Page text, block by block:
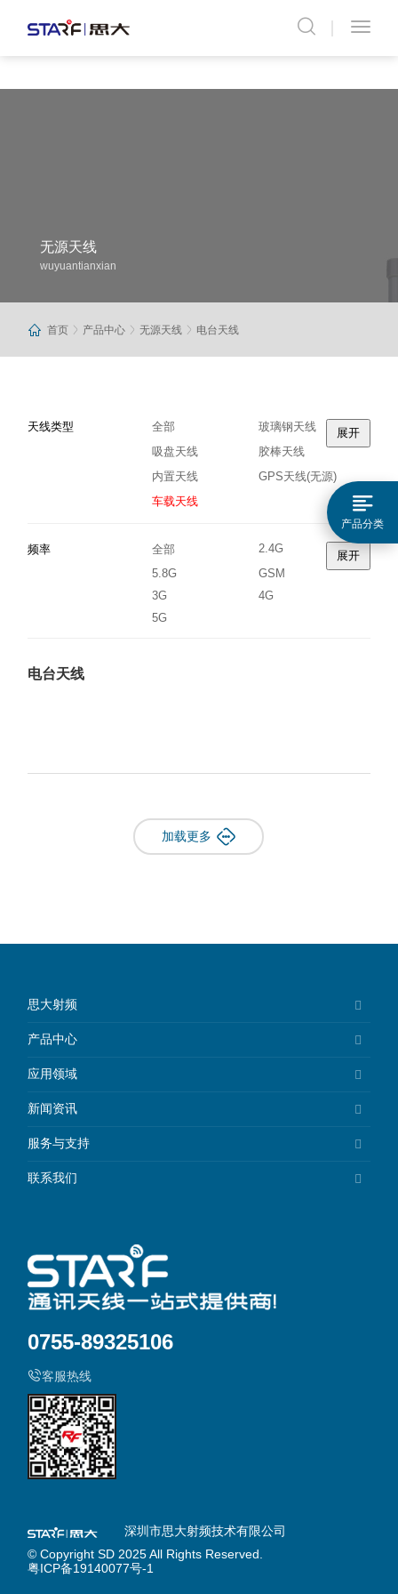
无源天线
wuyuantianxian
首页 产品中心 无源天线 电台天线
产品分类
天线类型 全部
玻璃钢天线
吸盘天线
胶棒天线
内置天线
GPS天线(无源)
车载天线
展开
频率 全部
2.4G
5.8G
GSM
3G
4G
5G
展开
电台天线
加载更多
思大射频
产品中心
应用领域
新闻资讯
服务与支持
联系我们
0755-89325106
客服热线
深圳市思大射频技术有限公司
© Copyright SD 2025 All Rights Reserved.
粤ICP备19140077号-1